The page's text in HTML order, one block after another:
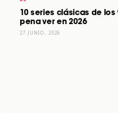
10 series clásicas de los
pena ver en 2026
27 JUNIO, 2026